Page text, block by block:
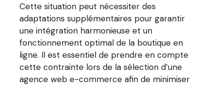
Cette situation peut nécessiter des
adaptations supplémentaires pour garantir
une intégration harmonieuse et un
fonctionnement optimal de la boutique en
ligne. Il est essentiel de prendre en compte
cette contrainte lors de la sélection d’une
agence web e-commerce afin de minimiser